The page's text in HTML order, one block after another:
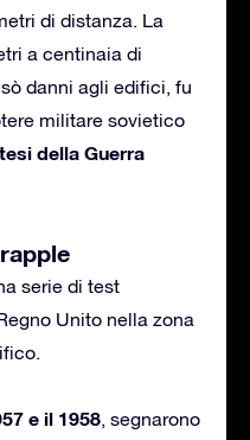
di distanza. La
a centinaia di
danni agli edifici, fu
militare sovietico
della Guerra
serie di test
Unito nella zona
e il 1958, segnarono